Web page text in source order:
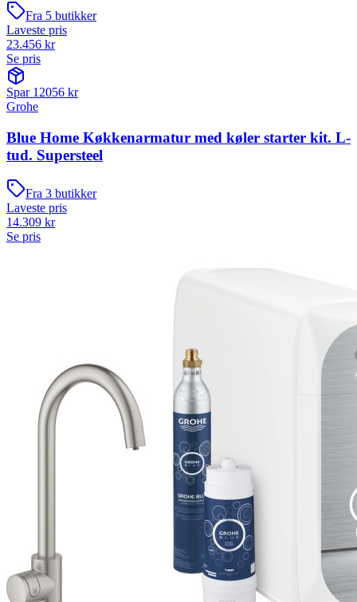
Fra 5 butikker
Laveste pris
23.456 kr
Se pris
Spar 12056 kr
Grohe
Blue Home Køkkenarmatur med køler starter kit. L-
tud. Supersteel
Fra 3 butikker
Laveste pris
14.309 kr
Se pris